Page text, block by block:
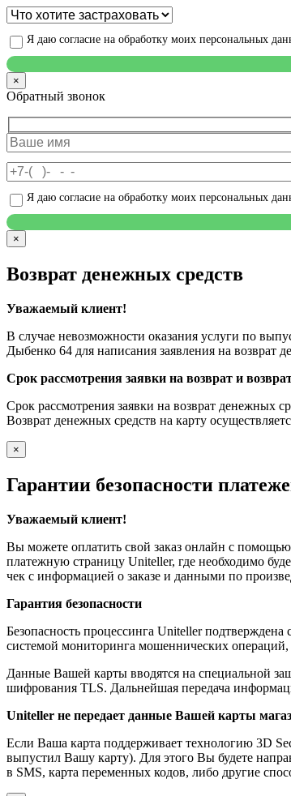
Я даю согласие на обработку моих персональных
×
Обратный звонок
Я даю согласие на обработку моих персональных
×
Возврат денежных средств
Уважаемый клиент!
В случае невозможности оказания услуги по
Дыбенко 64 для написания заявления на возврат
Срок рассмотрения заявки на возврат и
Срок рассмотрения заявки на возврат денежных
Возврат денежных средств на карту
×
Гарантии безопасности
Уважаемый клиент!
Вы можете оплатить свой заказ онлайн с
платежную страницу Uniteller, где необходимо
чек с информацией о заказе и данными по
Гарантия безопасности
Безопасность процессинга Uniteller
системой мониторинга мошеннических
Данные Вашей карты вводятся на специальной
шифрования TLS. Дальнейшая передача
Uniteller не передает данные Вашей карты
Если Ваша карта поддерживает технологию 3D
выпустил Вашу карту). Для этого Вы будете
в SMS, карта переменных кодов, либо другие